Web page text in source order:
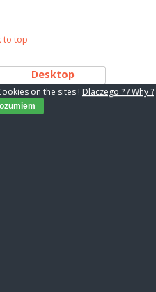
to top
Desktop
on the sites ! Dlaczego ? / Why ?